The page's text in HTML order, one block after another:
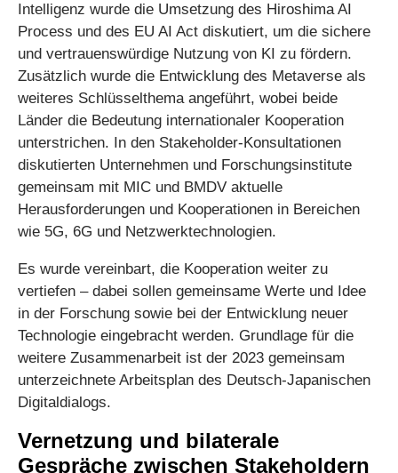
Intelligenz wurde die Umsetzung des Hiroshima AI
Process und des EU AI Act diskutiert, um die sichere
und vertrauenswürdige Nutzung von KI zu fördern.
Zusätzlich wurde die Entwicklung des Metaverse als
weiteres Schlüsselthema angeführt, wobei beide
Länder die Bedeutung internationaler Kooperation
unterstrichen. In den Stakeholder-Konsultationen
diskutierten Unternehmen und Forschungsinstitute
gemeinsam mit MIC und BMDV aktuelle
Herausforderungen und Kooperationen in Bereichen
wie 5G, 6G und Netzwerktechnologien.
Es wurde vereinbart, die Kooperation weiter zu
vertiefen – dabei sollen gemeinsame Werte und Idee
in der Forschung sowie bei der Entwicklung neuer
Technologie eingebracht werden. Grundlage für die
weitere Zusammenarbeit ist der 2023 gemeinsam
unterzeichnete Arbeitsplan des Deutsch-Japanischen
Digitaldialogs.
Vernetzung und bilaterale
Gespräche zwischen Stakeholdern